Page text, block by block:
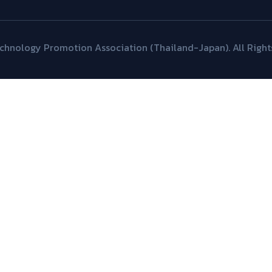
Promotion Association (Thailand-Japan). All